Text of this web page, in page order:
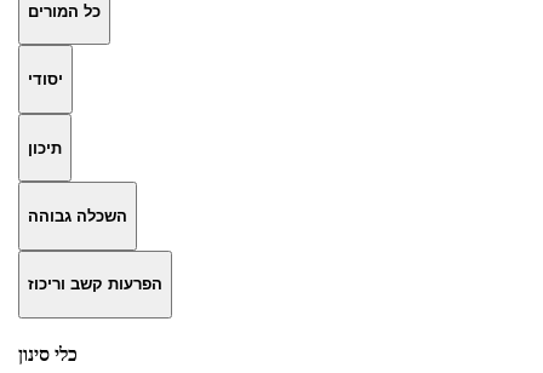
כל המורים
יסודי
תיכון
השכלה גבוהה
הפרעות קשב וריכוז
כלי סינון